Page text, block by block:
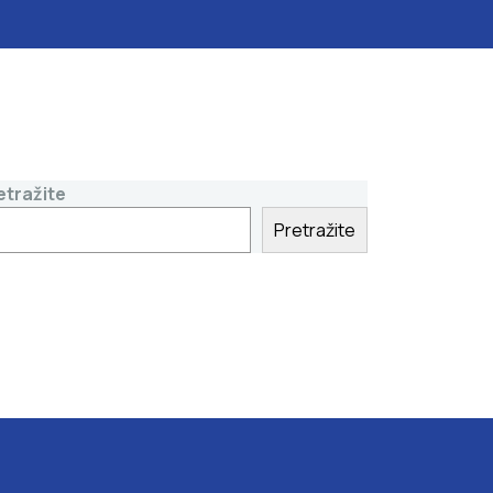
Pretražite